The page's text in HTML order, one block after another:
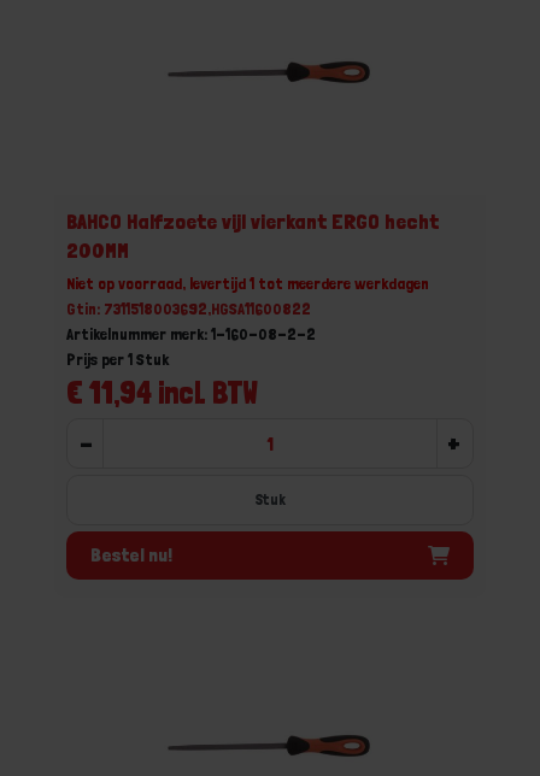
BAHCO Halfzoete vijl vierkant ERGO hecht
200MM
Niet op voorraad, levertijd 1 tot meerdere werkdagen
Gtin: 7311518003692,HGSA11600822
Artikelnummer merk: 1-160-08-2-2
€ 11,94 incl. BTW
Prijs per 1 Stuk
- +
Stuk
Bestel nu!